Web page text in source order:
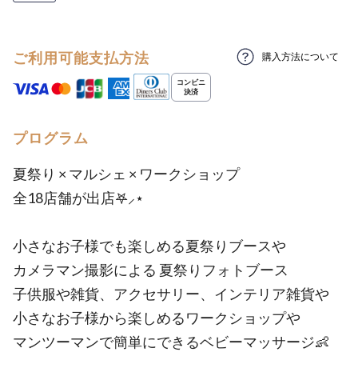
ご利用可能支払方法 購入方法について
プログラム
夏祭り × マルシェ × ワークショップ
全18店舗が出店𖤐⸝⋆
小さなお子様でも楽しめる夏祭りブースや
カメラマン撮影による 夏祭りフォトブース
子供服や雑貨、アクセサリー、インテリア雑貨や
小さなお子様から楽しめるワークショップや
マンツーマンで簡単にできるベビーマッサージ👶